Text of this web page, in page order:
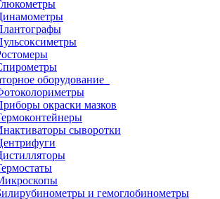
оборудование
окраски мазков
сыворотки
и гемоглобинометры